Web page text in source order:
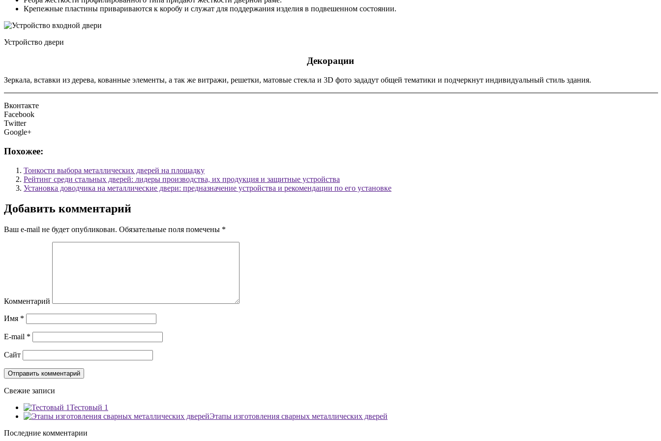
Крепежные пластины привариваются к коробу и служат для поддержания изделия в подвешенном состоянии.
Устройство двери
Декорации
Зеркала, вставки из дерева, кованные элементы, а так же витражи, решетки, матовые стекла и 3D фото зададут общей тематики и подчеркнут индивидуальный стиль здания.
Вконтакте
Facebook
Twitter
Google+
Похожее:
Тонкости выбора металлических дверей на площадку
Рейтинг среди стальных дверей: лидеры производства, их продукция и защитные устройства
Установка доводчика на металлические двери: предназначение устройства и рекомендации по его установке
Добавить комментарий
Ваш e-mail не будет опубликован. Обязательные поля помечены *
Комментарий
Имя *
E-mail *
Сайт
Свежие записи
Тестовый 1
Этапы изготовления сварных металлических дверей
Последние комментарии